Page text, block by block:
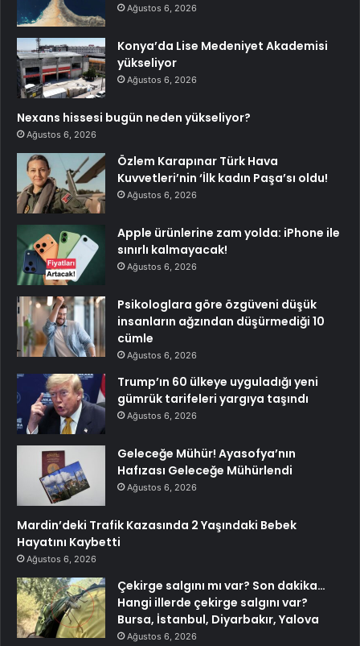
Ağustos 6, 2026
Konya’da Lise Medeniyet Akademisi
yükseliyor
Ağustos 6, 2026
Nexans hissesi bugün neden yükseliyor?
Ağustos 6, 2026
Özlem Karapınar Türk Hava
Kuvvetleri’nin ‘İlk kadın Paşa’sı oldu!
Ağustos 6, 2026
Apple ürünlerine zam yolda: iPhone ile
sınırlı kalmayacak!
Ağustos 6, 2026
Psikologlara göre özgüveni düşük
insanların ağzından düşürmediği 10
cümle
Ağustos 6, 2026
Trump’ın 60 ülkeye uyguladığı yeni
gümrük tarifeleri yargıya taşındı
Ağustos 6, 2026
Geleceğe Mühür! Ayasofya’nın
Hafızası Geleceğe Mühürlendi
Ağustos 6, 2026
Mardin’deki Trafik Kazasında 2 Yaşındaki Bebek
Hayatını Kaybetti
Ağustos 6, 2026
Çekirge salgını mı var? Son dakika…
Hangi illerde çekirge salgını var?
Bursa, İstanbul, Diyarbakır, Yalova
Ağustos 6, 2026